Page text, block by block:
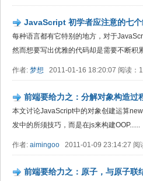
JavaScript 初学者应注意的七
每种语言都有它特别的地方，对于
然而想要写出优雅的代码却是需要不断积
作者: 梦想 2011-01-16 18:20:07 阅读：
前端要给力之：分解对象构造过
本文讨论JavaScript中的对象创建运算
发中的所须技巧，而是在js来构建OOP......
作者: aimingoo 2011-01-09 23:14:27 阅
前端要给力之：原子，与原子联